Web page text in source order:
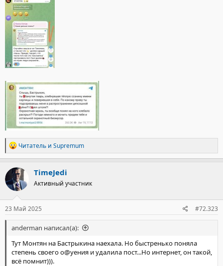
Р
е
а
к
ц
и
и
:
Читатель и Supremum
TimeJedi
Активный участник
23 Май 2025 #72.323
anderman написал(а):
Тут Монтян на Бастрыкина наехала. Но быстренько поняла
степень своего о@уения и удалила пост...Но интернет, он такой,
всё помнит))).